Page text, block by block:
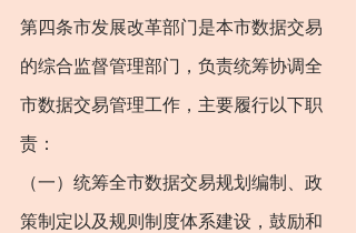
第四条市发展改革部门是本市数据交易
的综合监督管理部门，负责统筹协调全
市数据交易管理工作，主要履行以下职
责：
（一）统筹全市数据交易规划编制、政
策制定以及规则制度体系建设，鼓励和